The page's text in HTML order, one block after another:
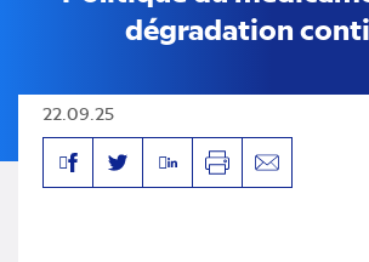
dégradation
22.09.25
FacebookTwitterLinkedinImprimerEnvoyer